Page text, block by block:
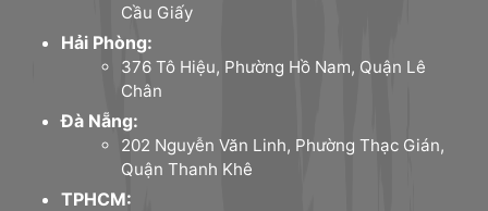
Cầu Giấy
Hải Phòng:
376 Tô Hiệu, Phường Hồ Nam, Quận Lê
Chân
Đà Nẵng:
202 Nguyễn Văn Linh, Phường Thạc Gián,
Quận Thanh Khê
TPHCM: